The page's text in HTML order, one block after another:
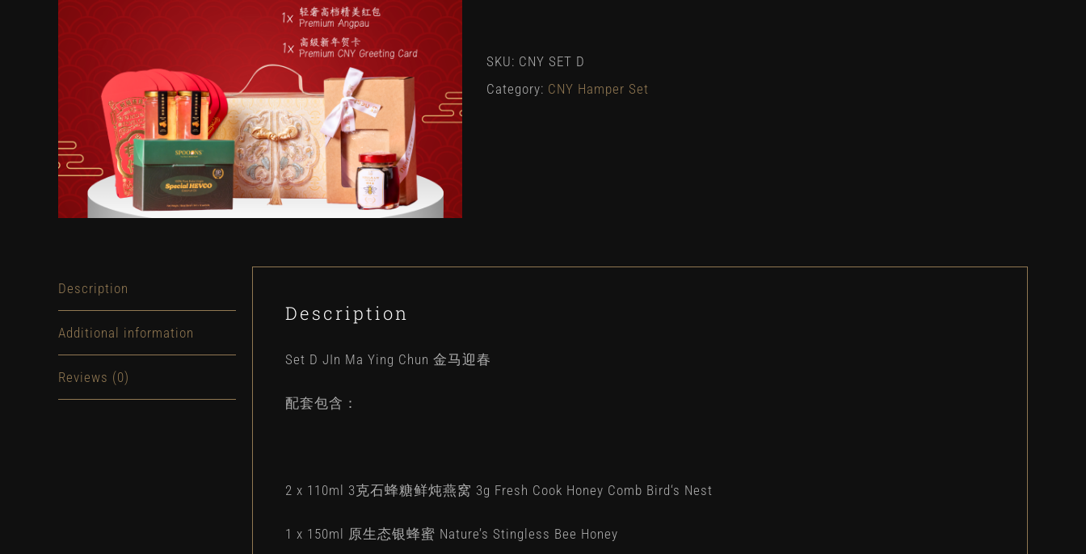
Health
迎
SKU: CNY SET D
Category: CNY Hamper Set
Description
Additional information
Reviews (0)
Description
Set D JIn Ma Ying Chun 金马迎春
配套包含：
2 x 110ml 3克石蜂糖鲜炖燕窝 3g Fresh Cook Honey Comb Bird‘s Nest
1 x 150ml 原生态银蜂蜜 Nature’s Stingless Bee Honey